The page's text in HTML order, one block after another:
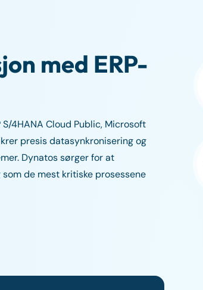
med ERP-
4HANA Cloud Public, Microsoft
presis datasynkronisering og
Dynatos sørger for at
de mest kritiske prosessene